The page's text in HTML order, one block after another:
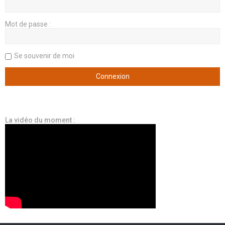
Mot de passe :
Se souvenir de moi
La vidéo du moment :